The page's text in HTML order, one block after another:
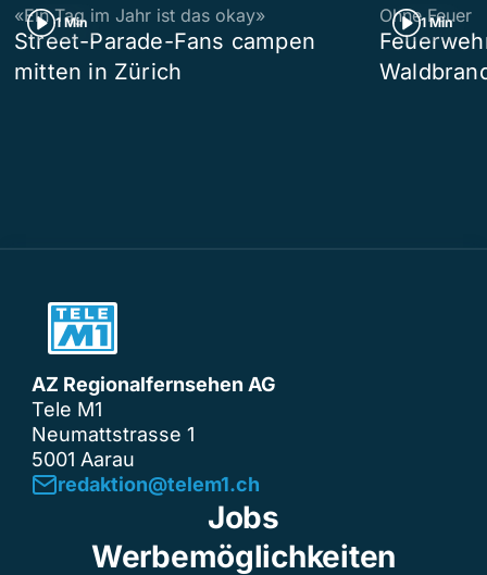
1 Min
«Ein Tag im Jahr ist das okay»
Street-Parade-Fans campen
mitten in Zürich
1 Min
Ohne Feuer
AZ Regionalfernsehen AG
Tele M1
Neumattstrasse 1
5001 Aarau
redaktion@telem1.ch
Jobs
Werbemöglichkeiten